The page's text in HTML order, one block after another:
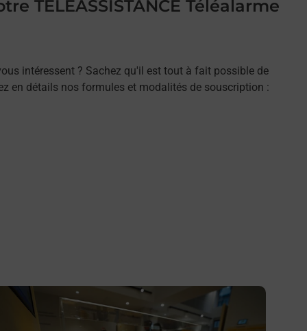
TELEASSISTANCE Téléalarme
intéressent ? Sachez qu'il est tout à fait possible de
en détails nos formules et modalités de souscription :
savoir plus